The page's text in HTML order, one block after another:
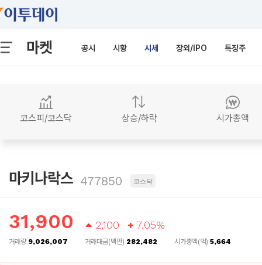
마켓 공시 시황 시세 장외/IPO 특징주
코스피/코스닥 상승/하락 시가총액
마키나락스 477850 코스닥
31,900 2,100 7.05%
거래량 9,026,007 거래대금(백만) 282,482 시가총액(억) 5,664